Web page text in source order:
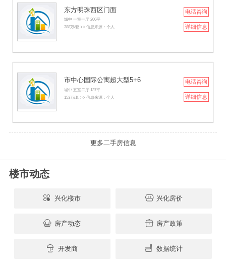
东方明珠西区门面
城中 一室一厅 200平
388万/套 >> 信息来源：个人
电话咨询
详细信息
市中心国际公寓超大型5+6
城中 五室二厅 137平
153万/套 >> 信息来源：个人
电话咨询
详细信息
更多二手房信息
楼市动态
兴化楼市 兴化房价
房产动态 房产政策
开发商 数据统计